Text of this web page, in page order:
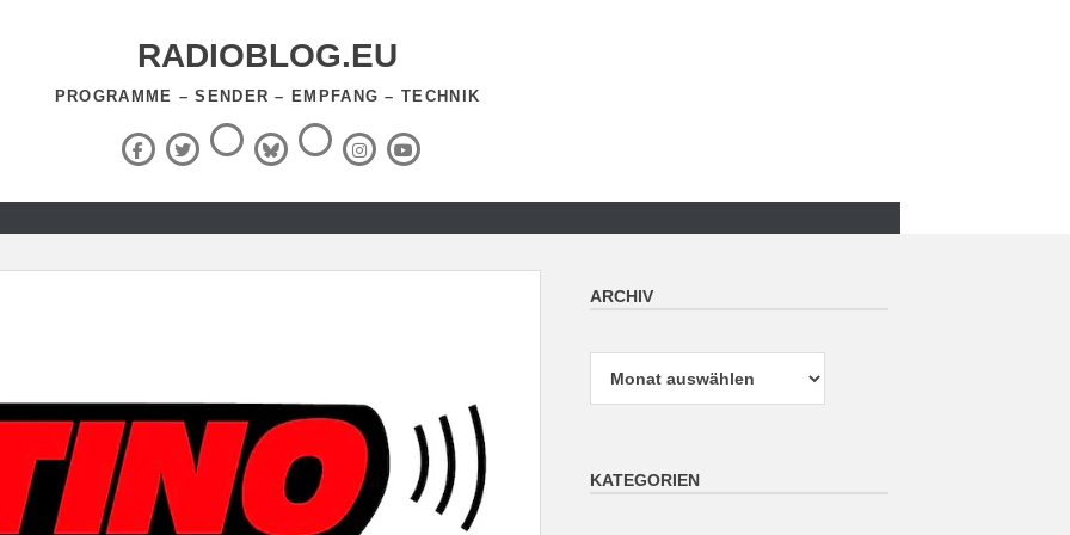
RADIOBLOG.EU
PROGRAMME – SENDER – EMPFANG – TECHNIK
Facebook
X
(Twitter)
ThreadsBlueSky
RSS-
Feed InstagramYouTube
ARCHIV
KATEGORIEN